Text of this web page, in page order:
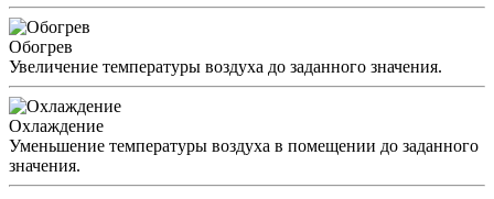
Обогрев
Увеличение температуры воздуха до заданного значения.
Охлаждение
Уменьшение температуры воздуха в помещении до заданного
значения.